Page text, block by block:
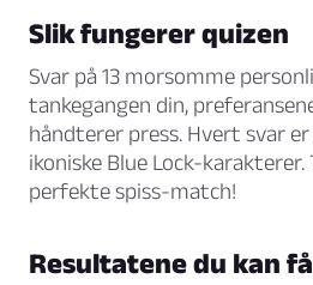
Slik fungerer quizen
Svar på 13 morsomme
tankegangen din,
håndterer press. Hvert svar
ikoniske Blue Lock-
perfekte spiss-match!
Resultatene du kan få